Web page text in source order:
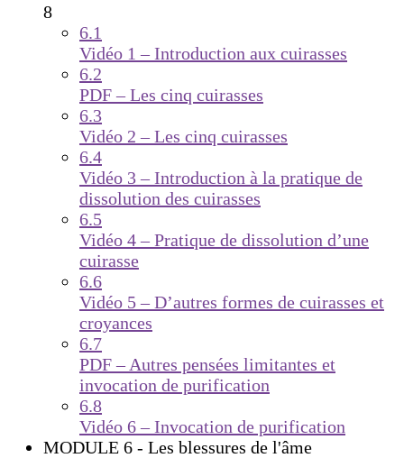
8
6.1
Vidéo 1 – Introduction aux cuirasses
6.2
PDF – Les cinq cuirasses
6.3
Vidéo 2 – Les cinq cuirasses
6.4
Vidéo 3 – Introduction à la pratique de
dissolution des cuirasses
6.5
Vidéo 4 – Pratique de dissolution d’une
cuirasse
6.6
Vidéo 5 – D’autres formes de cuirasses et
croyances
6.7
PDF – Autres pensées limitantes et
invocation de purification
6.8
Vidéo 6 – Invocation de purification
MODULE 6 - Les blessures de l'âme